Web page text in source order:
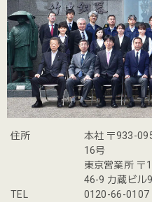
住所
本社 〒933-
16号
東京営業所 〒
46-9 力蔵ビル
TEL
0120-66-0107